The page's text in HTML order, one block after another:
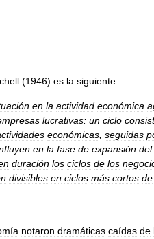
(1946) es la siguiente:
en la actividad económica
lucrativas: un ciclo
económicas seguidas
en la fase de expansión del
duración los ciclos de los
divisibles en ciclos más cortos de
notaron dramáticas caídas de